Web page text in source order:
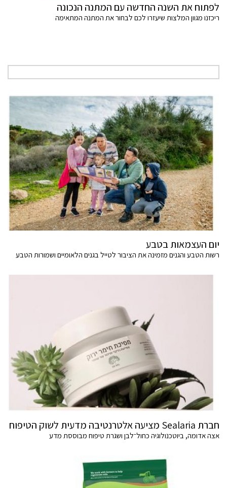
לפתוח את השנה החדשה עם המתנה הנכונה
ריכזנו מגוון המלצות שיעזרו לכם לבחור את המתנה המתאימה
יום העצמאות בטבע
רשות הטבע והגנים מזמינה את הציבור לטייל בגנים הלאומיים ושמורות הטבע
חברת Sealaria מציעה אלטרנטיבה מדעית לשוק הטיפוח
אצה אדומה, ביוטכנולוגיה כחול־לבן ושגרת טיפוח מבוססת מדע